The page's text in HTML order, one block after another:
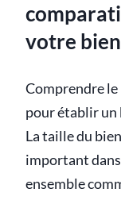
votre
Comprendre le
pour établir
La taille du
important dans
ensemble